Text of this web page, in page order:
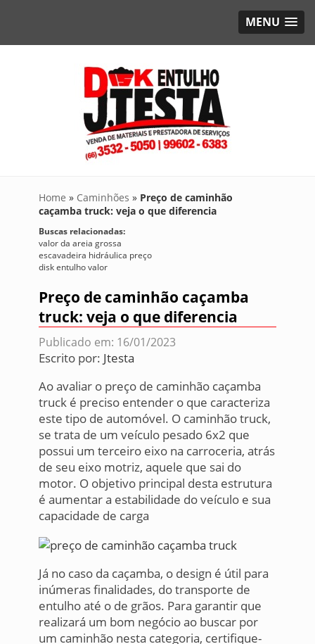
MENU
Home » Caminhões » Preço de caminhão
caçamba truck: veja o que diferencia
Buscas relacionadas:
valor da areia grossa
escavadeira hidráulica preço
disk entulho valor
Preço de caminhão caçamba
truck: veja o que diferencia
Publicado em: 16/01/2023
Escrito por: Jtesta
Ao avaliar o preço de caminhão caçamba
truck é preciso entender o que caracteriza
este tipo de automóvel. O caminhão truck,
se trata de um veículo pesado 6x2 que
possui um terceiro eixo na carroceria, atrás
de seu eixo motriz, aquele que sai do
motor. O objetivo principal desta estrutura
é aumentar a estabilidade do veículo e sua
capacidade de carga
Já no caso da caçamba, o design é útil para
inúmeras finalidades, do transporte de
entulho até o de grãos. Para garantir que
realizará um bom negócio ao buscar por
um caminhão nesta categoria, certifique-